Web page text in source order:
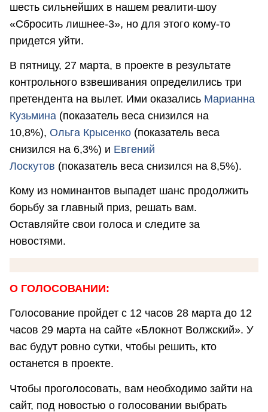
шесть сильнейших в нашем реалити-шоу
«Сбросить лишнее-3», но для этого кому-то
придется уйти.
В пятницу, 27 марта, в проекте в результате
контрольного взвешивания определились три
претендента на вылет. Ими оказались Марианна
Кузьмина (показатель веса снизился на
10,8%), Ольга Крысенко (показатель веса
снизился на 6,3%) и Евгений
Лоскутов (показатель веса снизился на 8,5%).
Кому из номинантов выпадет шанс продолжить
борьбу за главный приз, решать вам.
Оставляйте свои голоса и следите за
новостями.
О ГОЛОСОВАНИИ:
Голосование пройдет с 12 часов 28 марта до 12
часов 29 марта на сайте «Блокнот Волжский». У
вас будут ровно сутки, чтобы решить, кто
останется в проекте.
Чтобы проголосовать, вам необходимо зайти на
сайт, под новостью о голосовании выбрать